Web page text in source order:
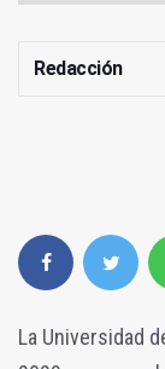
Redacción
La Universidad